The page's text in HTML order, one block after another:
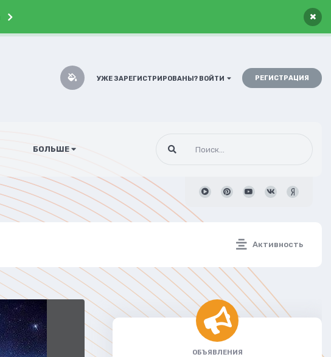
×
УЖЕ ЗАРЕГИСТРИРОВАНЫ? ВОЙТИ РЕГИСТРАЦИЯ
БОЛЬШЕ
Активность
ОБЪЯВЛЕНИЯ